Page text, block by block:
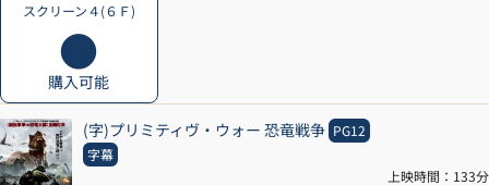
スクリーン４(６Ｆ)
購入可能
(字)プリミティヴ・ウォー 恐竜戦争 PG12
字幕
上映時間：133分